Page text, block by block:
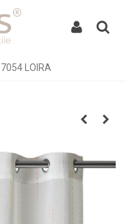
7054 LOIRA